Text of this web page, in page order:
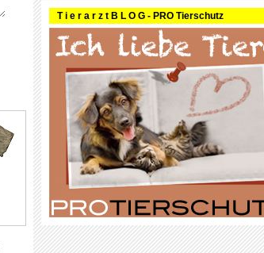
T i e r a r z t B L O G - PRO Tierschutz